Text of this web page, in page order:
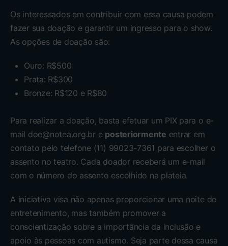
Os interessados em contribuir com essa causa podem
fazer sua doação e garantir um ingresso para o show.
As opções de doação são:
Ouro: R$500
Prata: R$300
Bronze: R$120 e R$80
Para realizar a doação, basta efetuar um PIX para o e-
mail doe@notea.org.bre posteriormente entrar em
contato pelo telefone (11) 99023-7361 para escolher o
assento no teatro. Cada doador receberá um e-mail
com o número do assento escolhido na plateia.
A iniciativa visa não apenas proporcionar uma noite de
entretenimento, mas também promover a
conscientização sobre a importância da inclusão e
apoio às pessoas com autismo. Seja parte dessa causa